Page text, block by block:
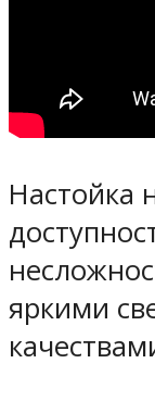
Настойка
яркими